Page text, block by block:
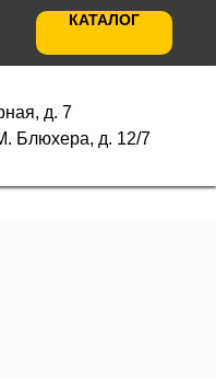
КАТАЛОГ
д. 7
Блюхера, д. 12/7